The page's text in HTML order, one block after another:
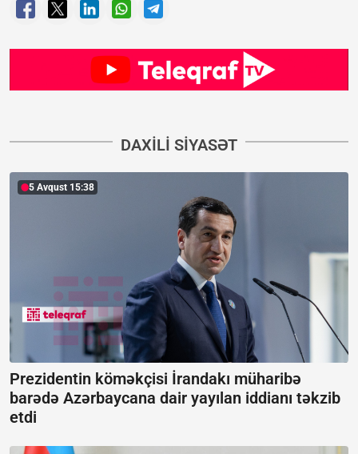
DAXILI SIYASƏT
5 Avqust 15:38
Prezidentin köməkçisi İrandakı müharibə
barədə Azərbaycana dair yayılan iddianı təkzib
etdi